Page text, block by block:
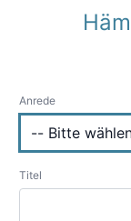
Anrede
Titel